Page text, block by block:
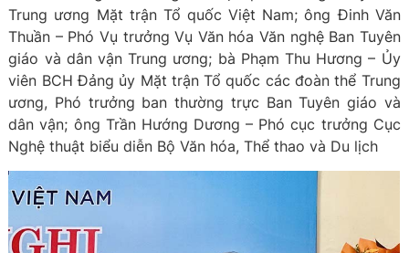
Trung ương Mặt trận Tổ quốc Việt Nam; ông Đinh Văn
Thuần – Phó Vụ trưởng Vụ Văn hóa Văn nghệ Ban Tuyên
giáo và dân vận Trung ương; bà Phạm Thu Hương – Ủy
viên BCH Đảng ủy Mặt trận Tổ quốc các đoàn thể Trung
ương, Phó trưởng ban thường trực Ban Tuyên giáo và
dân vận; ông Trần Hướng Dương – Phó cục trưởng Cục
Nghệ thuật biểu diễn Bộ Văn hóa, Thể thao và Du lịch